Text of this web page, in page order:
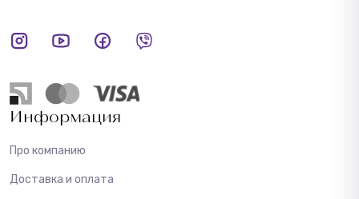
Информация
Про компанию
Доставка и оплата